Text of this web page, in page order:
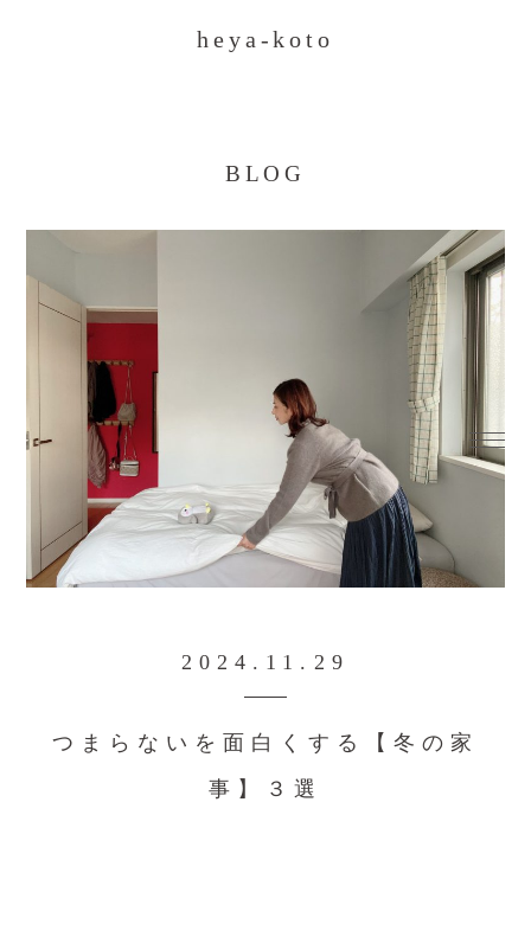
heya-koto
BLOG
2024.11.29
つまらないを面白くする【冬の家
事】３選